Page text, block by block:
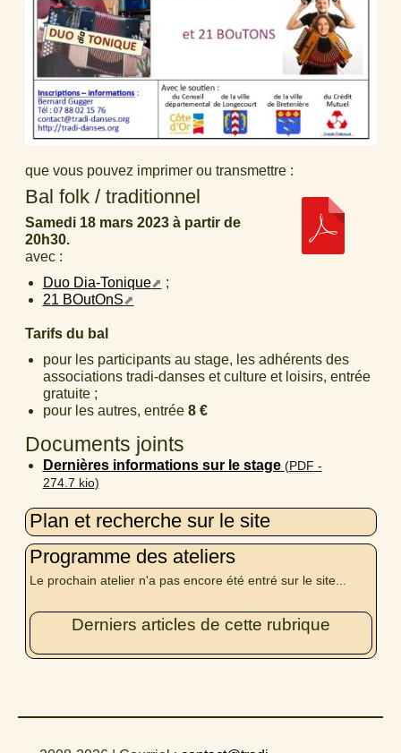
que vous pouvez imprimer ou transmettre :
Bal folk / traditionnel
Samedi 18 mars 2023 à partir de
20h30.
avec :
Duo Dia-Tonique
;
21 BOutOnS
Tarifs du bal
pour les participants au stage, les adhérents des
associations tradi-danses et culture et loisirs, entrée
gratuite ;
pour les autres, entrée 8 €
Documents joints
Dernières informations sur le stage (PDF -
274.7 kio)
Plan et recherche sur le site
Programme des ateliers
Le prochain atelier n'a pas encore été entré sur le site...
Derniers articles de cette rubrique